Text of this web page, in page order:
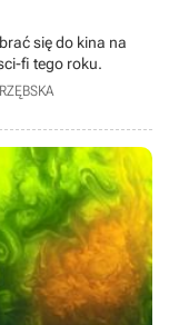
się do kina na
fi tego roku.